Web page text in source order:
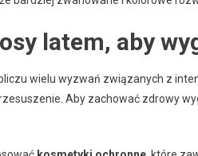
latem, aby
wielu wyzwań związanych z
Aby zachować zdrowy